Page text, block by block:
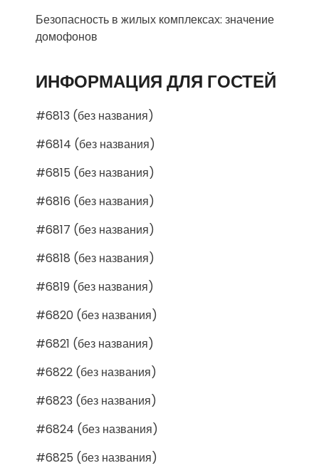
Безопасность в жилых комплексах: значение
домофонов
ИНФОРМАЦИЯ ДЛЯ ГОСТЕЙ
#6813 (без названия)
#6814 (без названия)
#6815 (без названия)
#6816 (без названия)
#6817 (без названия)
#6818 (без названия)
#6819 (без названия)
#6820 (без названия)
#6821 (без названия)
#6822 (без названия)
#6823 (без названия)
#6824 (без названия)
#6825 (без названия)